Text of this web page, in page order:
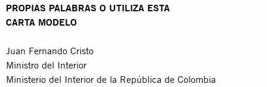
PROPIAS PALABRAS O UTILIZA ESTA
CARTA MODELO
Juan Fernando Cristo
Ministro del Interior
Ministerio del Interior de la República de Colombia